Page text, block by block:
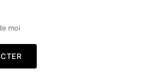
moi